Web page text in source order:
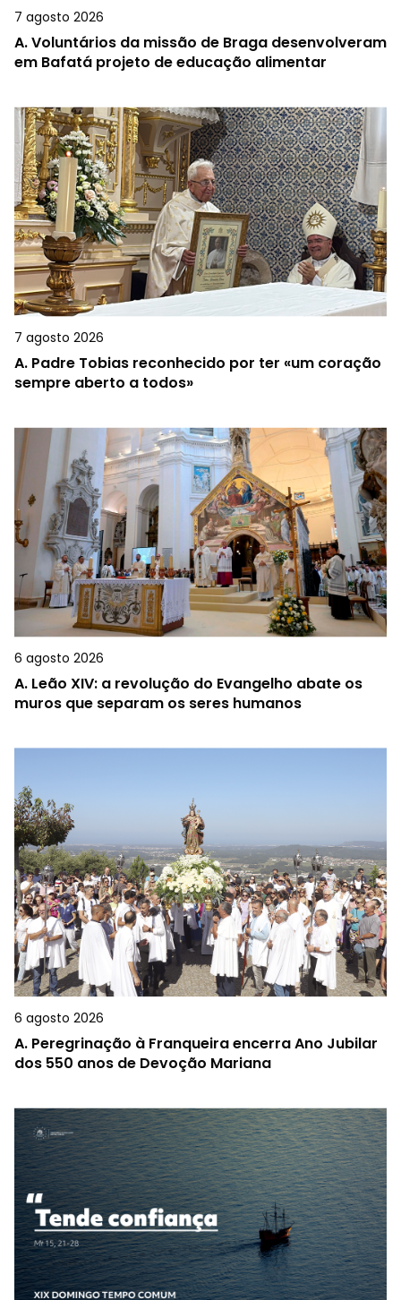
7 agosto 2026
A.Voluntários da missão de Braga desenvolveram
em Bafatá projeto de educação alimentar
7 agosto 2026
A. Padre Tobias reconhecido por ter «um coração
sempre aberto a todos»
6 agosto 2026
A. Leão XIV: a revolução do Evangelho abate os
muros que separam os seres humanos
6 agosto 2026
A. Peregrinação à Franqueira encerra Ano Jubilar
dos 550 anos de Devoção Mariana